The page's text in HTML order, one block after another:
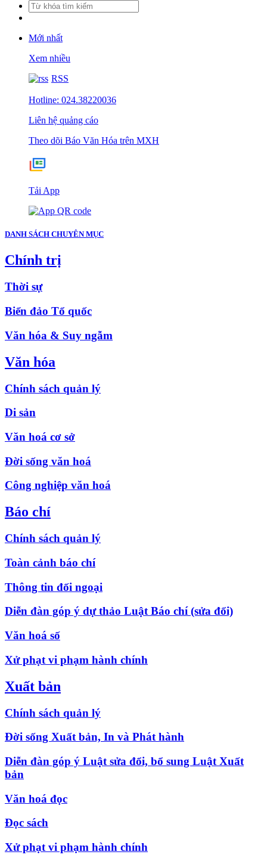
Mới nhất
Xem nhiều
RSS
Hotline: 024.38220036
Liên hệ quảng cáo
Theo dõi Báo Văn Hóa trên MXH
Tải App
DANH SÁCH CHUYÊN MỤC
Chính trị
Thời sự
Biển đảo Tổ quốc
Văn hóa & Suy ngẫm
Văn hóa
Chính sách quản lý
Di sản
Văn hoá cơ sở
Đời sống văn hoá
Công nghiệp văn hoá
Báo chí
Chính sách quản lý
Toàn cảnh báo chí
Thông tin đối ngoại
Diễn đàn góp ý dự thảo Luật Báo chí (sửa đổi)
Văn hoá số
Xử phạt vi phạm hành chính
Xuất bản
Chính sách quản lý
Đời sống Xuất bản, In và Phát hành
Diễn đàn góp ý Luật sửa đổi, bổ sung Luật Xuất
bản
Văn hoá đọc
Đọc sách
Xử phạt vi phạm hành chính